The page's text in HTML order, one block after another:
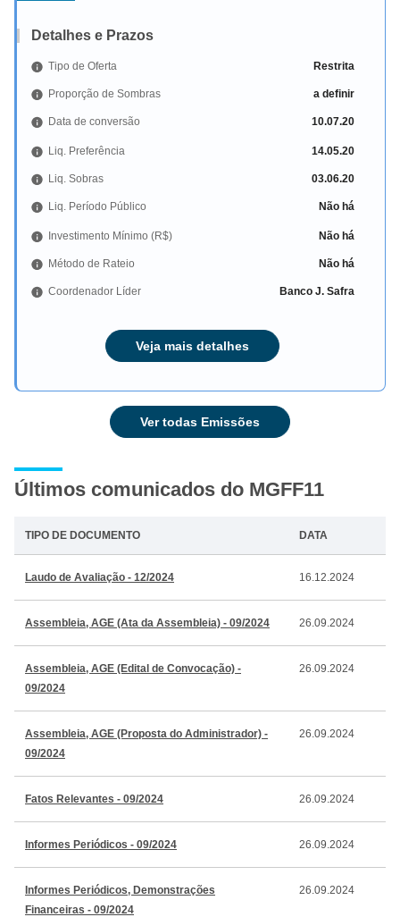
Detalhes e Prazos
Tipo de Oferta Restrita
Proporção de Sombras a definir
Data de conversão 10.07.20
Liq. Preferência 14.05.20
Liq. Sobras 03.06.20
Liq. Período Público Não há
Investimento Mínimo (R$) Não há
Método de Rateio Não há
Coordenador Líder Banco J. Safra
Veja mais detalhes
Ver todas Emissões
Últimos comunicados do MGFF11
TIPO DE DOCUMENTO DATA
Laudo de Avaliação - 12/2024 16.12.2024
Assembleia, AGE (Ata da Assembleia) - 09/2024 26.09.2024
Assembleia, AGE (Edital de Convocação) -
09/2024
26.09.2024
Assembleia, AGE (Proposta do Administrador) -
09/2024
26.09.2024
Fatos Relevantes - 09/2024 26.09.2024
Informes Periódicos - 09/2024 26.09.2024
Informes Periódicos, Demonstrações
Financeiras - 09/2024
26.09.2024